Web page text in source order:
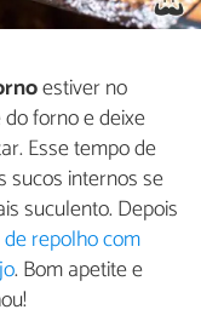
estiver no
forno e deixe
Esse tempo de
sucos internos se
suculento. Depois
repolho com
. Bom apetite e